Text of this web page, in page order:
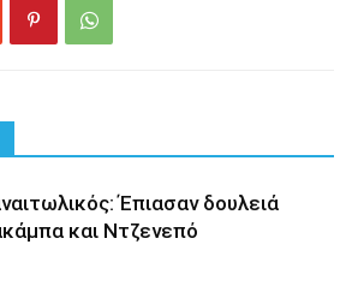
Έπιασαν δουλειά
και Ντζενεπό